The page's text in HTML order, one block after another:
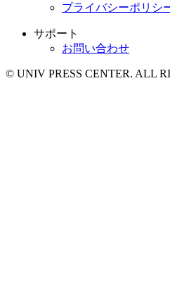
プライバシーポリシ
サポート
お問い合わせ
© UNIV PRESS CENTER. ALL